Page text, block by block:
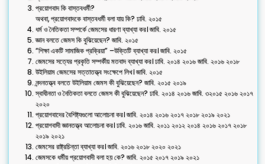
প্রয়োগবাদ কি বাস্তবধর্মী?
অথবা, প্রয়োগবাদকে বাস্তবধর্মী বলা যায় কি? ঢাবি. ২০১৫
ধর্ম ও নৈতিকতা সম্পর্কে জেমসের ধারণা ব্যাখ্যা কর। জাবি. ২০১৫
জ্ঞান বলতে জেমস কি বুঝিয়েছেন? জাবি. ২০১৫
“শিক্ষা একটি সামাজিক প্রক্রিয়া” –উক্তিটি ব্যাখ্যা কর। জাবি. ২০১৫
জেমসের সত্যের প্রকৃতি সম্পর্কীয় মতবাদ ব্যাখ্যা কর। ঢাবি. ২০১৪ ২০১৬ জাবি. ২০১৬ ২০১৮
উইলিয়াম জেমসের সত্তাতত্ত্ব সংক্ষেপে লিখ। জাবি. ২০১৫
নন্দনতত্ত্ব বলতে উইলিয়াম জেমস কী বুঝিয়েছেন? জাবি. ২০১৫ ২০১৯
স্বাধীনতা ও নৈতিকতা বলতে জেমস কী বুঝিয়েছেন? ঢাবি. ২০১৪ ২০১৬ জাবি. ৩২০১৫ ২০১৬ ২০১৭
২০২০
প্রয়োগবাদের বৈশিষ্ট্যগুলো আলোচনা কর। জাবি. ২০১৪ ২০১৬ ২০১৭ ২০১৮ ২০১৯ ২০২১
প্রয়োগবাদী জ্ঞানতত্ত্ব আলোচনা কর। ঢাবি. ২০১৬ জাবি. ২০১১ ২০১২ ২০১৪ ২০১৬ ২০১৭ ২০১৮
২০১৯ ২০২১
জেমসের রাষ্ট্রচিন্তা ব্যাখ্যা কর। জাবি. ২০১৬ ২০১৮ ২০২০ ২০২১
জেমসকে ধর্মীয় প্রয়োগবাদী বলা হয় কে? জাবি. ২০১৫ ২০১৭ ২০১৯ ২০২১